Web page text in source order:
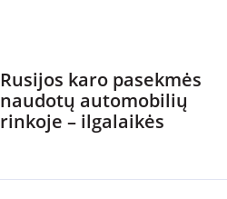
Rusijos karo pasekmės
naudotų automobilių
rinkoje – ilgalaikės